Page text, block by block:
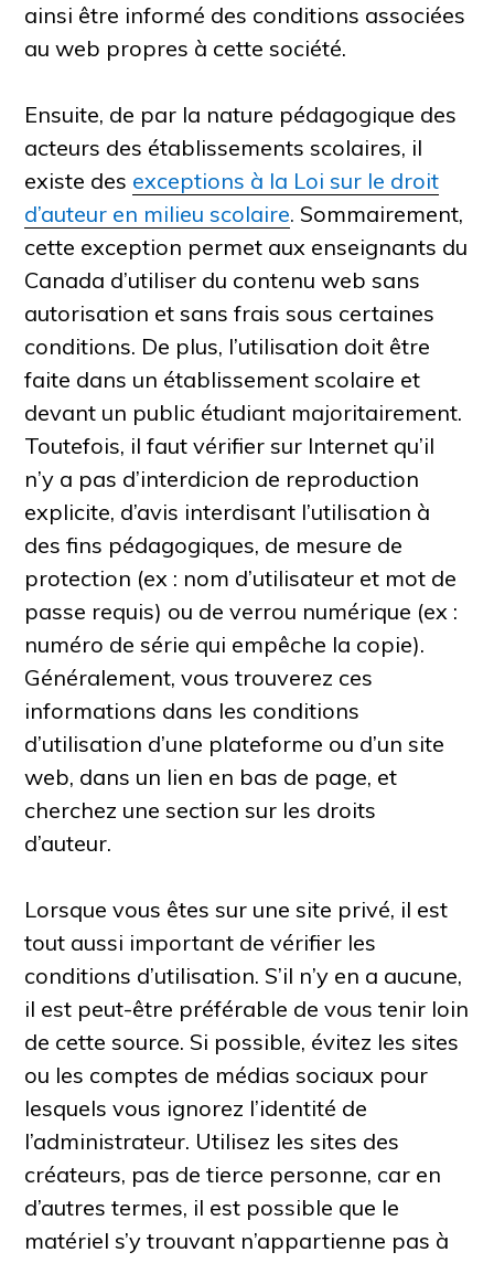
ainsi être informé des conditions associées
au web propres à cette société.
Ensuite, de par la nature pédagogique des
acteurs des établissements scolaires, il
existe des exceptions à la Loi sur le droit
d’auteur en milieu scolaire. Sommairement,
cette exception permet aux enseignants du
Canada d’utiliser du contenu web sans
autorisation et sans frais sous certaines
conditions. De plus, l’utilisation doit être
faite dans un établissement scolaire et
devant un public étudiant majoritairement.
Toutefois, il faut vérifier sur Internet qu’il
n’y a pas d’interdicion de reproduction
explicite, d’avis interdisant l’utilisation à
des fins pédagogiques, de mesure de
protection (ex : nom d’utilisateur et mot de
passe requis) ou de verrou numérique (ex :
numéro de série qui empêche la copie).
Généralement, vous trouverez ces
informations dans les conditions
d’utilisation d’une plateforme ou d’un site
web, dans un lien en bas de page, et
cherchez une section sur les droits
d’auteur.
Lorsque vous êtes sur une site privé, il est
tout aussi important de vérifier les
conditions d’utilisation. S’il n’y en a aucune,
il est peut-être préférable de vous tenir loin
de cette source. Si possible, évitez les sites
ou les comptes de médias sociaux pour
lesquels vous ignorez l’identité de
l’administrateur. Utilisez les sites des
créateurs, pas de tierce personne, car en
d’autres termes, il est possible que le
matériel s’y trouvant n’appartienne pas à